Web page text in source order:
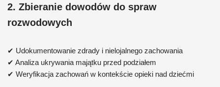
2. Zbieranie dowodów do spraw
rozwodowych
✔ Udokumentowanie zdrady i nielojalnego zachowania
✔ Analiza ukrywania majątku przed podziałem
✔ Weryfikacja zachowań w kontekście opieki nad dziećmi